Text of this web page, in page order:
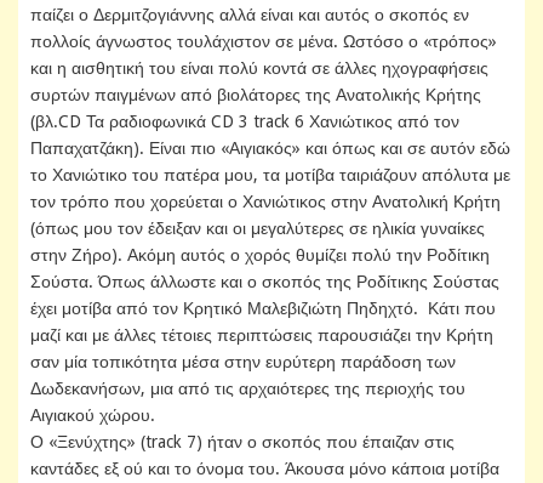
παίζει ο Δερμιτζογιάννης αλλά είναι και αυτός ο σκοπός εν
πολλοίς άγνωστος τουλάχιστον σε μένα. Ωστόσο ο «τρόπος»
και η αισθητική του είναι πολύ κοντά σε άλλες ηχογραφήσεις
συρτών παιγμένων από βιολάτορες της Ανατολικής Κρήτης
(βλ.CD Τα ραδιοφωνικά CD 3 track 6 Χανιώτικος από τον
Παπαχατζάκη). Είναι πιο «Αιγιακός» και όπως και σε αυτόν εδώ
το Χανιώτικο του πατέρα μου, τα μοτίβα ταιριάζουν απόλυτα με
τον τρόπο που χορεύεται ο Χανιώτικος στην Ανατολική Κρήτη
(όπως μου τον έδειξαν και οι μεγαλύτερες σε ηλικία γυναίκες
στην Ζήρο). Ακόμη αυτός ο χορός θυμίζει πολύ την Ροδίτικη
Σούστα. Όπως άλλωστε και ο σκοπός της Ροδίτικης Σούστας
έχει μοτίβα από τον Κρητικό Μαλεβιζιώτη Πηδηχτό. Κάτι που
μαζί και με άλλες τέτοιες περιπτώσεις παρουσιάζει την Κρήτη
σαν μία τοπικότητα μέσα στην ευρύτερη παράδοση των
Δωδεκανήσων, μια από τις αρχαιότερες της περιοχής του
Αιγιακού χώρου.
Ο «Ξενύχτης» (track 7) ήταν ο σκοπός που έπαιζαν στις
καντάδες εξ ού και το όνομα του. Άκουσα μόνο κάποια μοτίβα